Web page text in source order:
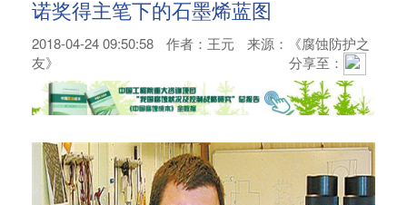
诺奖得主笔下的石墨烯蓝图
2018-04-24 09:50:58 作者： 王元
来源：《腐蚀防护之
友》
分享至：